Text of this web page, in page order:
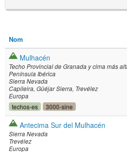
Nom
Mulhacén
Techo Provincial de Granada y cima más
Península Ibérica
Sierra Nevada
Capileira Güéjar Sierra Trevélez
Europa
techos-es 3000-sine
Antecima Sur del Mulhacén
Sierra Nevada
Trevélez
Europa